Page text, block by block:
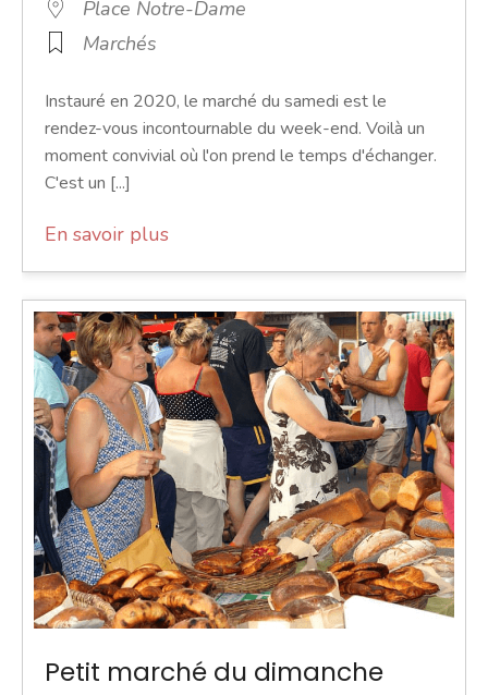
Place Notre-Dame
Marchés
Instauré en 2020, le marché du samedi est le
rendez-vous incontournable du week-end. Voilà un
moment convivial où l'on prend le temps d'échanger.
C'est un [...]
En savoir plus
Petit marché du dimanche